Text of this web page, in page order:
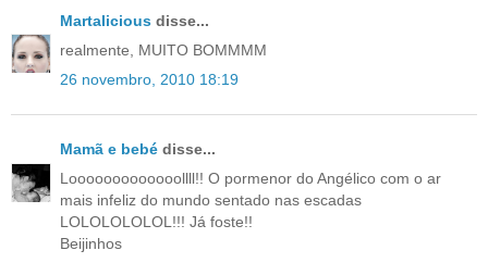
Martalicious disse...
realmente, MUITO BOMMMM
26 novembro, 2010 18:19
Mamã e bebé disse...
Looooooooooooollll!! O pormenor do Angélico com o ar
mais infeliz do mundo sentado nas escadas
LOLOLOLOLOL!!! Já foste!!
Beijinhos